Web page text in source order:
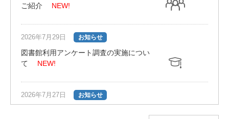
ご紹介
NEW!
2026年7月29日 お知らせ
図書館利用アンケート調査の実施につい
て
NEW!
2026年7月27日 お知らせ